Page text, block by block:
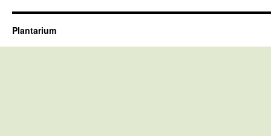
Plantarium